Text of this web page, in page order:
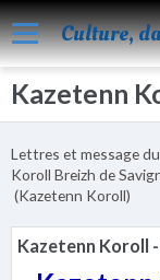
Accueil
Blog
Les évènements
Kazetenn
Lettres et message
Koroll Breizh de
(Kazetenn Koroll)
Kazetenn Koroll